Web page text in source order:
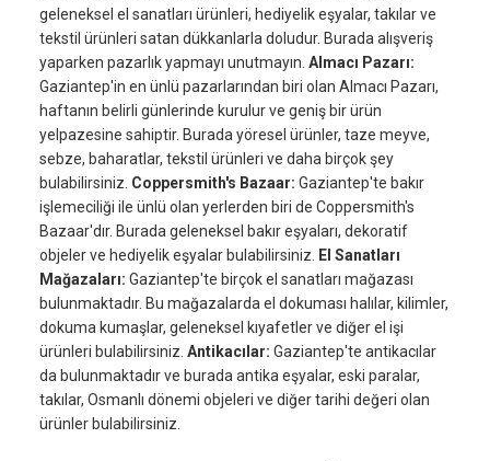
geleneksel el sanatları ürünleri, hediyelik eşyalar, takılar ve
tekstil ürünleri satan dükkanlarla doludur. Burada alışveriş
yaparken pazarlık yapmayı unutmayın. Almacı Pazarı:
Gaziantep'in en ünlü pazarlarından biri olan Almacı Pazarı,
haftanın belirli günlerinde kurulur ve geniş bir ürün
yelpazesine sahiptir. Burada yöresel ürünler, taze meyve,
sebze, baharatlar, tekstil ürünleri ve daha birçok şey
bulabilirsiniz. Coppersmith's Bazaar: Gaziantep'te bakır
işlemeciliği ile ünlü olan yerlerden biri de Coppersmith's
Bazaar'dır. Burada geleneksel bakır eşyaları, dekoratif
objeler ve hediyelik eşyalar bulabilirsiniz.
El Sanatları
Mağazaları: Gaziantep'te birçok el sanatları mağazası
bulunmaktadır. Bu mağazalarda el dokuması halılar, kilimler,
dokuma kumaşlar, geleneksel kıyafetler ve diğer el işi
ürünleri bulabilirsiniz. Antikacılar: Gaziantep'te antikacılar
da bulunmaktadır ve burada antika eşyalar, eski paralar,
takılar, Osmanlı dönemi objeleri ve diğer tarihi değeri olan
ürünler bulabilirsiniz.